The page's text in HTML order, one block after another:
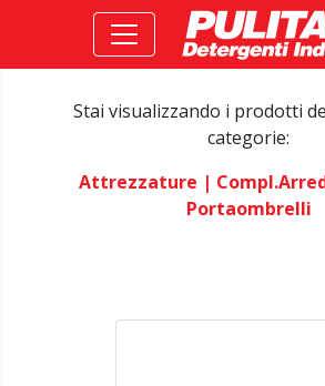
Stai visualizzando i prodotti
categorie:
Attrezzature |
Portaombrelli